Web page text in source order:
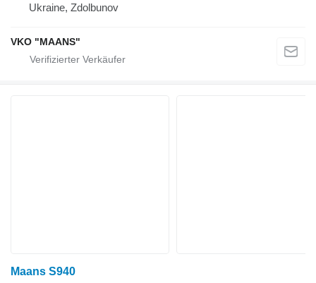
Ukraine, Zdolbunov
VKO "MAANS"
Maans S940